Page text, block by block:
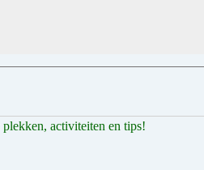
activiteiten en tips!